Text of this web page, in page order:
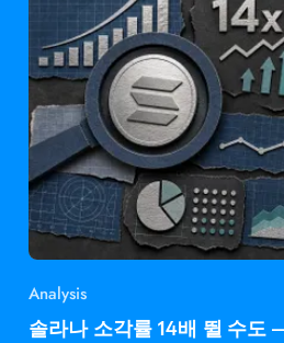
Analysis
솔라나 소각률 14배 뛸 수도